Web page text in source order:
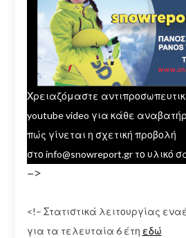
Χρειαζόμαστε
youtube video για κάθε
πώς γίνεται η σχετική προβολή
στο info@snowreport.gr το υλικό
–>
<!– Στατιστικά λειτουργίας
για τα τελευταία 6 έτη εδώ